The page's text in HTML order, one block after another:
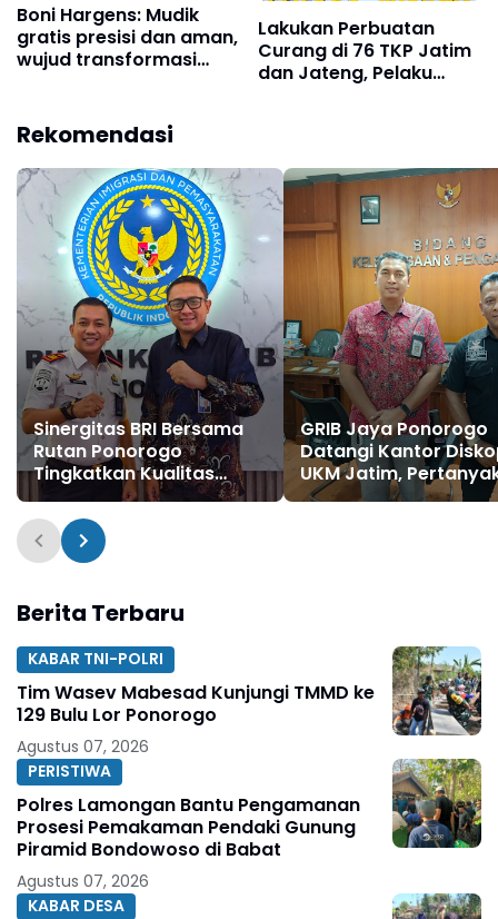
Boni Hargens: Mudik
gratis presisi dan aman,
wujud transformasi
Lakukan Perbuatan
Curang di 76 TKP Jatim
dan Jateng, Pelaku
Rekomendasi
Sinergitas BRI Bersama
Rutan Ponorogo
Tingkatkan Kualitas
Pelayanan dan
Pengembangan
Kapasitas SDM Melalui
Digitalisasi
GRIB Jaya Ponorogo
Datangi Kantor
UKM Jatim,
Ketegasan
Berita Terbaru
KABAR TNI-POLRI
Tim Wasev Mabesad Kunjungi TMMD ke
129 Bulu Lor Ponorogo
Agustus 07, 2026
PERISTIWA
Polres Lamongan Bantu Pengamanan
Prosesi Pemakaman Pendaki Gunung
Piramid Bondowoso di Babat
Agustus 07, 2026
KABAR DESA